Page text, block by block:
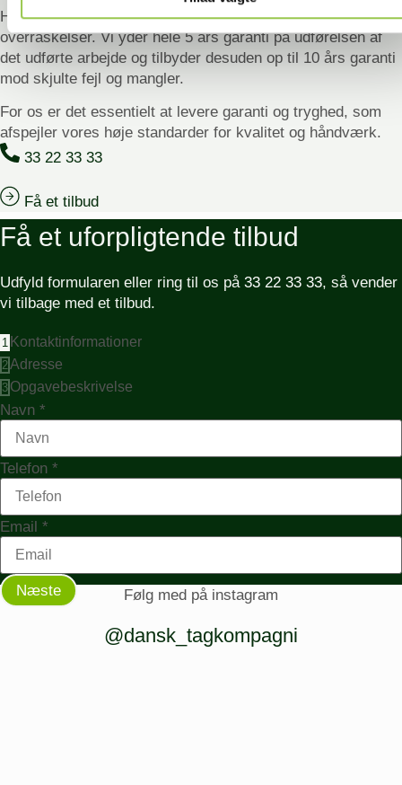
Hos Dansk Tagkompagni undgår du ubehagelige
overraskelser. Vi yder hele 5 års garanti på udførelsen af
det udførte arbejde og tilbyder desuden op til 10 års garanti
mod skjulte fejl og mangler.
For os er det essentielt at levere garanti og tryghed, som
afspejler vores høje standarder for kvalitet og håndværk.
33 22 33 33
Få et tilbud
Få et uforpligtende tilbud
Udfyld formularen eller ring til os på 33 22 33 33, så vender
vi tilbage med et tilbud.
1 Kontaktinformationer
2Adresse
3 Opgavebeskrivelse
ejendommen?
Adresse ejer
Navn *
Telefon *
Email *
Næste Følg med på instagram
@dansk_tagkompagni